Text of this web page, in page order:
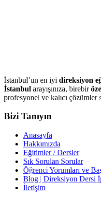
İstanbul’un en iyi direksiyon
İstanbul arayışınıza, birebir
profesyonel ve kalıcı çözümler
Bizi Tanıyın
Anasayfa
Hakkımızda
Eğitimler / Dersler
Sık Sorulan Sorular
Öğrenci Yorumları ve
Blog | Direksiyon Dersi
İletişim